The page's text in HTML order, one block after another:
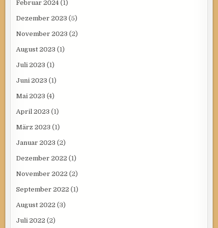
Februar 2024 (1)
Dezember 2023 (5)
November 2023 (2)
August 2023 (1)
Juli 2023 (1)
Juni 2023 (1)
Mai 2023 (4)
April 2023 (1)
März 2023 (1)
Januar 2023 (2)
Dezember 2022 (1)
November 2022 (2)
September 2022 (1)
August 2022 (3)
Juli 2022 (2)